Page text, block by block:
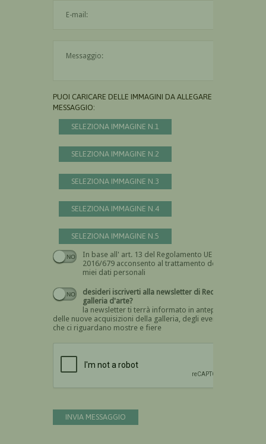
PUOI CARICARE DELLE IMMAGINI DA ALLEGARE AL
MESSAGGIO:
SELEZIONA IMMAGINE N.1
SELEZIONA IMMAGINE N.2
SELEZIONA IMMAGINE N.3
SELEZIONA IMMAGINE N.4
SELEZIONA IMMAGINE N.5
In base all' art. 13 del Regolamento UE n.
2016/679 acconsento al trattamento dei
miei dati personali
Devi dare il consenso
desideri iscriverti alla newsletter di Recta
galleria d'arte?
la newsletter ti terrà informato in anteprima
delle nuove acquisizioni della galleria, degli eventi
che ci riguardano mostre e fiere
INVIA MESSAGGIO